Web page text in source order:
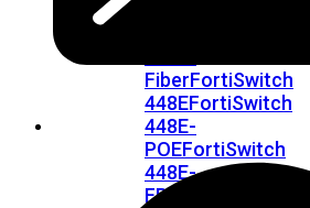
FiberFortiSwitch
448EFortiSwitch
448E-
POEFortiSwitch
448E-
FPOE